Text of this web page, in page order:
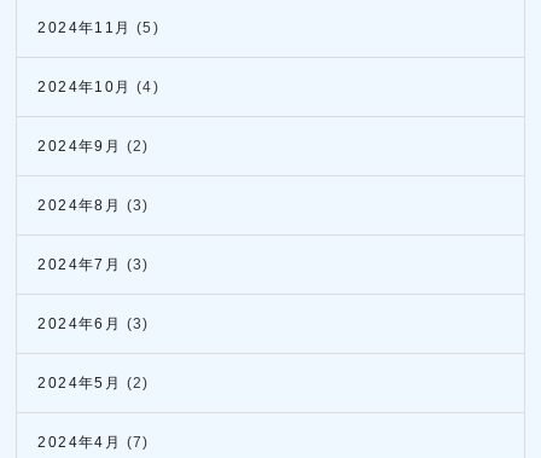
2024年11月 (5)
2024年10月 (4)
2024年9月 (2)
2024年8月 (3)
2024年7月 (3)
2024年6月 (3)
2024年5月 (2)
2024年4月 (7)